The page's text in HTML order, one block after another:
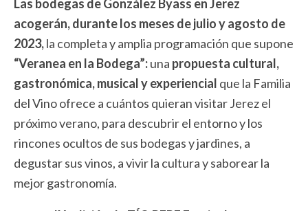
Las bodegas de González Byass en Jerez
acogerán, durante los meses de julio y agosto de
2023,la completa y amplia programación que supone
“Veranea en la Bodega”:una propuesta cultural,
gastronómica, musical y experiencial que la Familia
del Vino ofrece a cuántos quieran visitar Jerez el
próximo verano, para descubrir el entorno y los
rincones ocultos de sus bodegas y jardines, a
degustar sus vinos, a vivir la cultura y saborear la
mejor gastronomía.